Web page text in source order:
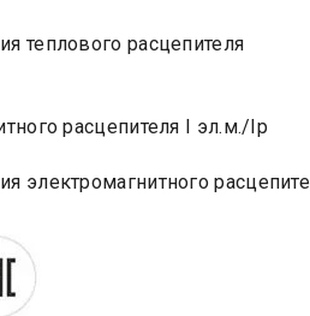
теплового расцепителя
расцепителя I эл.м./Iр
электромагнитного